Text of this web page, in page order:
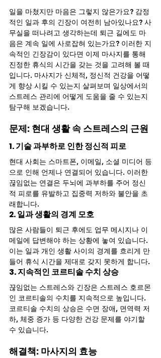
일을 마쳤지만 마음은 그렇지 않은가요? 감정
적인 일과 후의 긴장이 여전히 남아있나요? 사
무실을 떠나려고 생각하는데 퇴근 길에도 마
음은 계속 일에 사로잡혀 있는가요? 이러한 지
속적인 긴장감이 있다면 이제 마사지를 통해
진정한 휴식의 시간을 갖는 것을 고려해 볼 때
입니다. 마사지가 신체적, 정신적 건강을 어떻
게 향상 시킬 수 있는지 살펴보며 일상에서의
스트레스 관리에 어떻게 도움을 줄 수 있는지
탐구해 보겠습니다.
문제: 현대 생활 속 스트레스의 근원
1. 기술 과부하로 인한 정신적 피로
현대 사회는 스마트폰, 이메일, 소셜 미디어 등
으로 인해 언제나 연결되어 있습니다. 이러한
끊임없는 연결은 두뇌에 과부하를 주어 정신
적 피로를 유발하고 집중력 저하와 불안을 초
래합니다.
2. 일과 생활의 경계 모호
많은 사람들이 퇴근 후에도 업무 메시지나 이
메일에 답변해야 하는 상황에 놓여 있습니다.
이는 일과 개인 생활 사이의 경계를 흐리게 만
들어 휴식 시간을 제대로 갖지 못하게 합니다.
3. 지속적인 코르티솔 수치 상승
끊임없는 스트레스와 긴장은 스트레스 호르몬
인 코르티솔의 수치를 지속적으로 높입니다.
코르티솔 수치의 상승은 수면 장애, 면역력 저
하, 체중 증가 등 다양한 건강 문제를 야기할
수 있습니다.
해결책: 마사지의 효능